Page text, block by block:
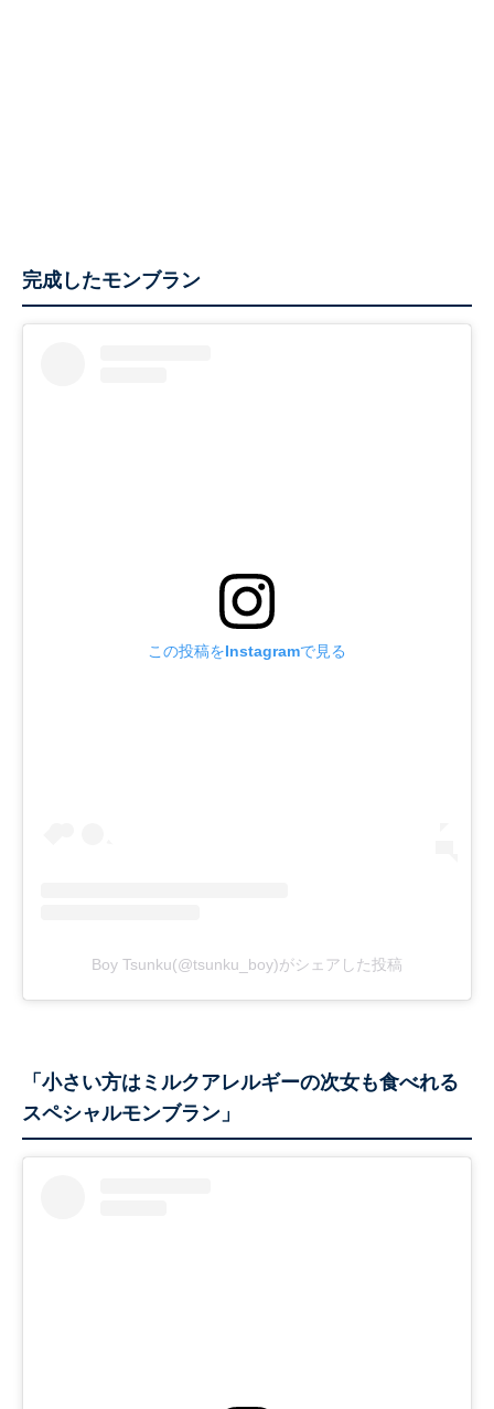
完成したモンブラン
この投稿をInstagramで見る
Boy Tsunku(@tsunku_boy)がシェアした投稿
「小さい方はミルクアレルギーの次女も食べれる
スペシャルモンブラン」